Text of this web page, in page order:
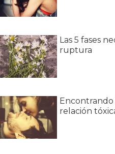
Las 5 fases
ruptura
Encontrando
relación